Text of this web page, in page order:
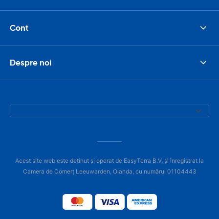
Cont
Despre noi
Acest site web este deținut și operat de EasyTerra B.V. și înregistrat la
Camera de Comerț Leeuwarden, Olanda, cu numărul 01104443